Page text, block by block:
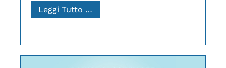
Leggi Tutto …